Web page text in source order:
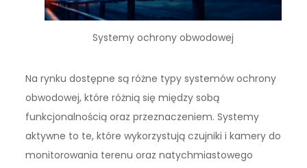
Systemy ochrony obwodowej
Na rynku dostępne są różne typy systemów ochrony
obwodowej, które różnią się między sobą
funkcjonalnością oraz przeznaczeniem. Systemy
aktywne to te, które wykorzystują czujniki i kamery do
monitorowania terenu oraz natychmiastowego